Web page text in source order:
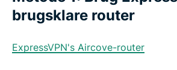
brugsklare router
ExpressVPN's Aircove-router